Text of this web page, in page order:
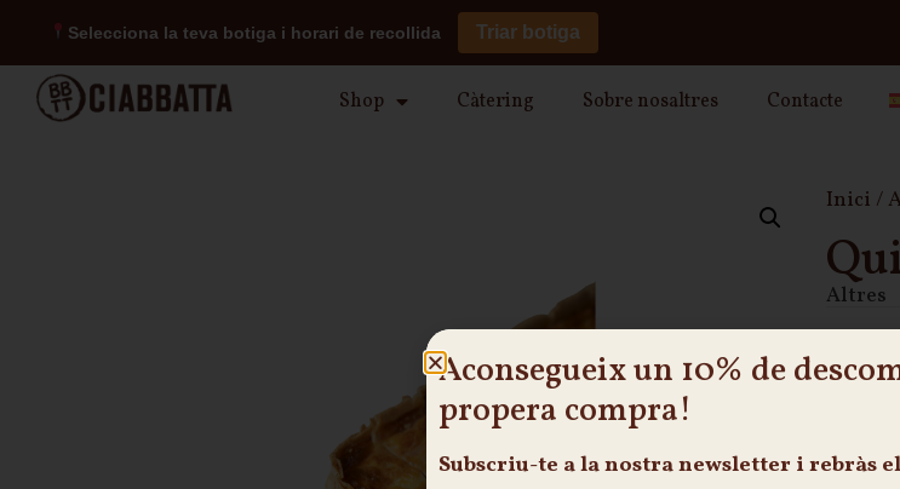
Selecciona la teva botiga i horari de recollida Triar botiga
Shop Càtering Sobre nosaltres Contacte
Inici /
Altres
Una
Temps
Aconsegueix un 10% de
propera compra!
Subscriu-te a la nostra newsletter i rebràs